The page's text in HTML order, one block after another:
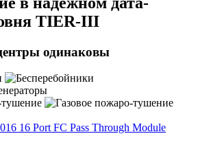
TIER-III
одинаковы
тушение
16 Port FC Pass Through Module